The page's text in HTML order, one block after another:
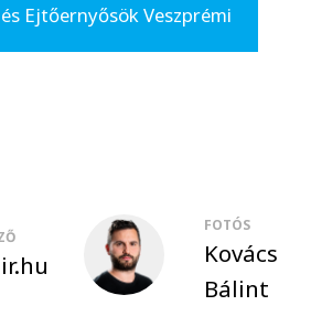
Ejtőernyősök Veszprémi
FOTÓS
Kovács
Bálint